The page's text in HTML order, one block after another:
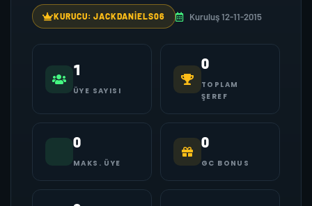
KURUCU: JACKDANIELS06 Kuruluş 12-11-2015
1
ÜYE SAYISI
0
TOPLAM
ŞEREF
0
MAKS. ÜYE
0
GC BONUS